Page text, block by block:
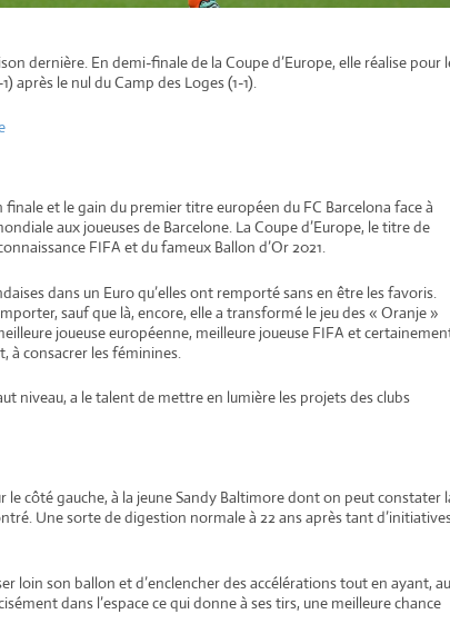
dernière. En demi-finale de la Coupe d’Europe, elle réalise pour
après le nul du Camp des Loges (1-1).
et le gain du premier titre européen du FC Barcelona face à
aux joueuses de Barcelone. La Coupe d’Europe, le titre de
FIFA et du fameux Ballon d’Or 2021.
dans un Euro qu’elles ont remporté sans en être les favoris.
sauf que là, encore, elle a transformé le jeu des « Oranje »
joueuse européenne, meilleure joueuse FIFA et
à consacrer les féminines.
niveau, a le talent de mettre en lumière les projets des clubs
le côté gauche, à la jeune Sandy Baltimore dont on peut constater
Une sorte de digestion normale à 22 ans après tant
loin son ballon et d’enclencher des accélérations tout en ayant,
dans l’espace ce qui donne à ses tirs, une meilleure chance